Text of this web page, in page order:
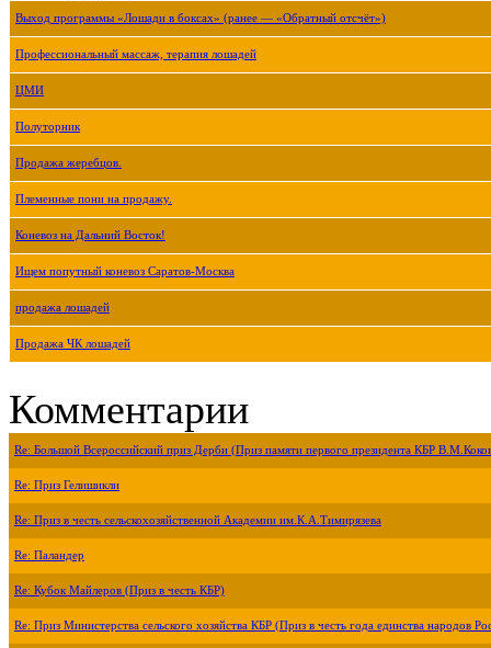
Выход программы «Лошади в боксах» (ранее — «Обратный отсчёт»)
Профессиональный массаж, терапия лошадей
ЦМИ
Полуторник
Продажа жеребцов.
Племенные пони на продажу.
Коневоз на Дальний Восток!
Ищем попутный коневоз Саратов-Москва
продажа лошадей
Продажа ЧК лошадей
Комментарии
Re: Большой Всероссийский приз Дерби (Приз памяти первого президента КБР
Re: Приз Гелишикли
Re: Приз в честь сельскохозяйственной Академии им.К.А.Тимирязева
Re: Паландер
Re: Кубок Майлеров (Приз в честь КБР)
Re: Приз Министерства сельского хозяйства КБР (Приз в честь года единства народов